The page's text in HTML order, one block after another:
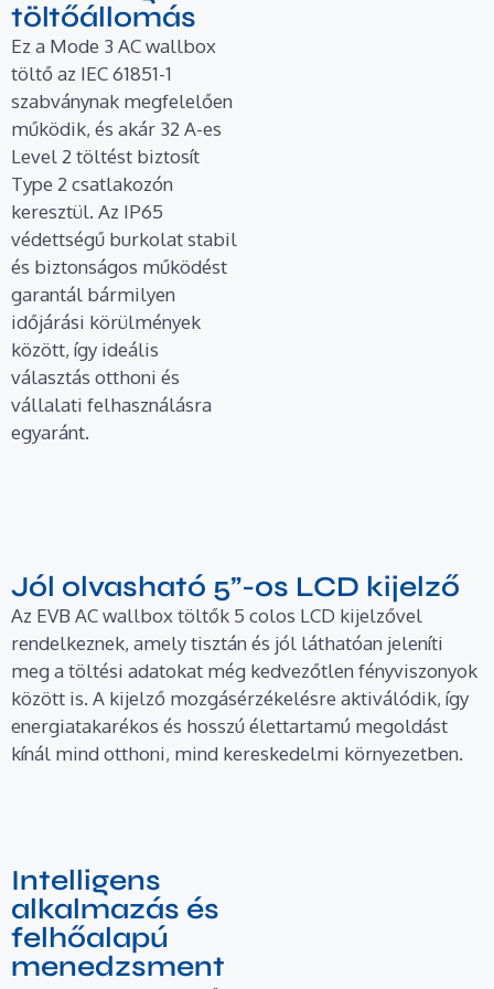
töltőállomás
Ez a Mode 3 AC wallbox
töltő az IEC 61851-1
szabványnak megfelelően
működik, és akár 32 A-es
Level 2 töltést biztosít
Type 2 csatlakozón
keresztül. Az IP65
védettségű burkolat stabil
és biztonságos működést
garantál bármilyen
időjárási körülmények
között, így ideális
választás otthoni és
vállalati felhasználásra
egyaránt.
Jól olvasható 5”-os LCD kijelző
Az EVB AC wallbox töltők 5 colos LCD kijelzővel
rendelkeznek, amely tisztán és jól láthatóan jeleníti
meg a töltési adatokat még kedvezőtlen fényviszonyok
között is. A kijelző mozgásérzékelésre aktiválódik, így
energiatakarékos és hosszú élettartamú megoldást
kínál mind otthoni, mind kereskedelmi környezetben.
Intelligens
alkalmazás és
felhőalapú
menedzsment